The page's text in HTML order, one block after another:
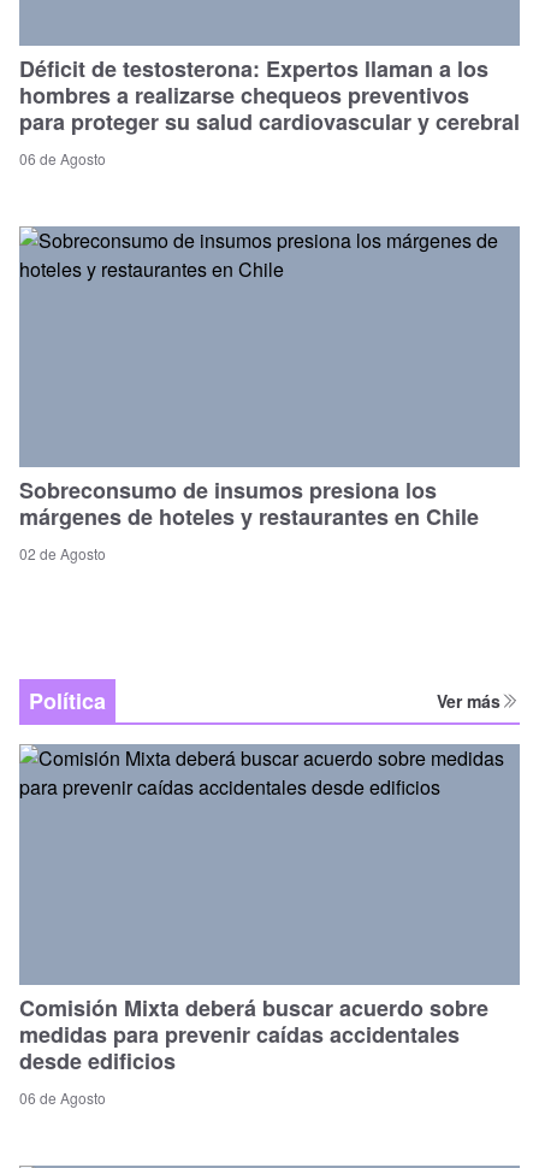
Déficit de testosterona: Expertos llaman a los
hombres a realizarse chequeos preventivos
para proteger su salud cardiovascular y cerebral
06 de Agosto
Sobreconsumo de insumos presiona los
márgenes de hoteles y restaurantes en Chile
02 de Agosto
Política Ver más
Comisión Mixta deberá buscar acuerdo sobre
medidas para prevenir caídas accidentales
desde edificios
06 de Agosto